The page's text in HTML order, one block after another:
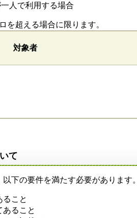
人で利用する場合
を超える場合に限ります。
対象者
て
下の要件を満たす必要があります。
こと
ること